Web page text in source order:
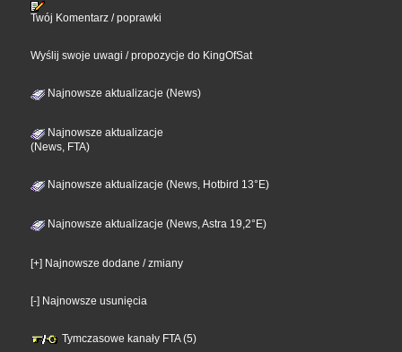
Twój Komentarz / poprawki
Wyślij swoje uwagi / propozycje do KingOfSat
Najnowsze aktualizacje (News)
Najnowsze aktualizacje
(News, FTA)
Najnowsze aktualizacje (News, Hotbird 13°E)
Najnowsze aktualizacje (News, Astra 19,2°E)
[+] Najnowsze dodane / zmiany
[-] Najnowsze usunięcia
Tymczasowe kanały FTA (5)